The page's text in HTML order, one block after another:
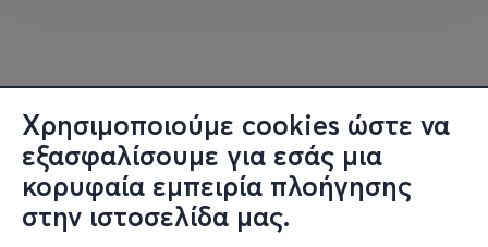
Χρησιμοποιούμε cookies ώστε να
εξασφαλίσουμε για εσάς μια
κορυφαία εμπειρία πλοήγησης
στην ιστοσελίδα μας.